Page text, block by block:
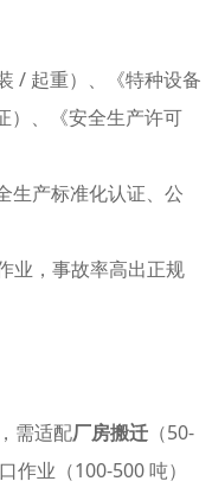
/ 起重）、《特种设备
）、《安全生产许可
生产标准化认证、公
业，事故率高出正规
需适配厂房搬迁（50-
作业（100-500 吨）